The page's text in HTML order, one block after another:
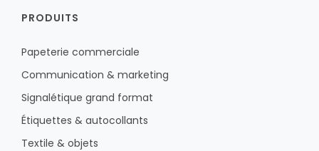
PRODUITS
Papeterie commerciale
Communication & marketing
Signalétique grand format
Étiquettes & autocollants
Textile & objets